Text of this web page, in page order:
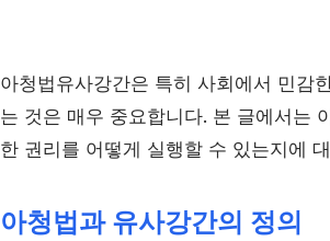
아청법유사강간은 특히 사회에서 민감
는 것은 매우 중요합니다. 본 글에서는
한 권리를 어떻게 실행할 수 있는지에
아청법과 유사강간의 정의